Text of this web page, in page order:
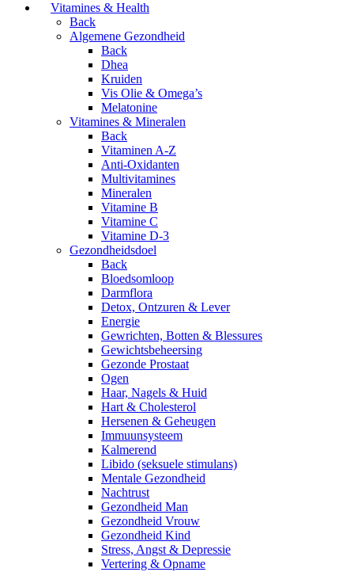
Vitamines & Health
Back
Algemene Gezondheid
Back
Dhea
Kruiden
Vis Olie & Omega’s
Melatonine
Vitamines & Mineralen
Back
Vitaminen A-Z
Anti-Oxidanten
Multivitamines
Mineralen
Vitamine B
Vitamine C
Vitamine D-3
Gezondheidsdoel
Back
Bloedsomloop
Darmflora
Detox, Ontzuren & Lever
Energie
Gewrichten, Botten & Blessures
Gewichtsbeheersing
Gezonde Prostaat
Ogen
Haar, Nagels & Huid
Hart & Cholesterol
Hersenen & Geheugen
Immuunsysteem
Kalmerend
Libido (seksuele stimulans)
Mentale Gezondheid
Nachtrust
Gezondheid Man
Gezondheid Vrouw
Gezondheid Kind
Stress, Angst & Depressie
Vertering & Opname